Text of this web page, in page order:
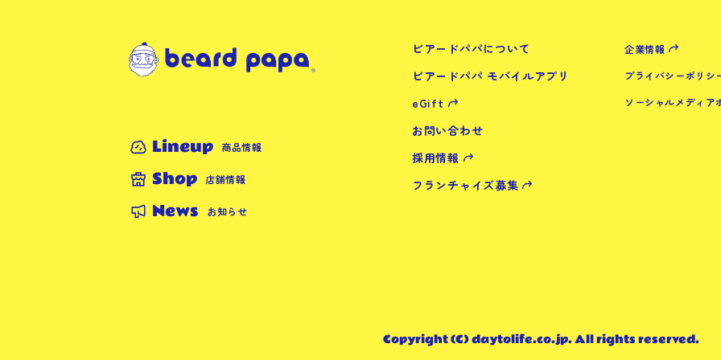
Lineup 商品情報
Shop 店舗情報
News お知らせ
ビアードパパについて
ビアードパパ モバイルアプリ
eGift
お問い合わせ
採用情報
フランチャイズ募集
企業情報
プライバシーポリシ
ソーシャルメディア
Copyright (C) daytolife.co.jp. All rights reserved.